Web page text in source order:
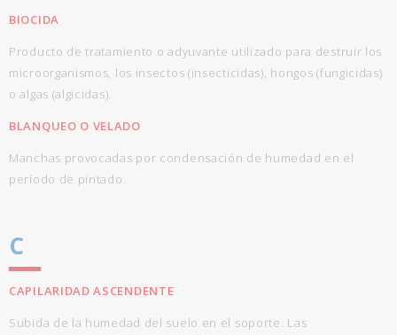
BIOCIDA
Producto de tratamiento o adyuvante utilizado para destruir los
microorganismos, los insectos (insecticidas), hongos (fungicidas)
o algas (algicidas).
BLANQUEO O VELADO
Manchas provocadas por condensación de humedad en el
período de pintado.
C
CAPILARIDAD ASCENDENTE
Subida de la humedad del suelo en el soporte. Las